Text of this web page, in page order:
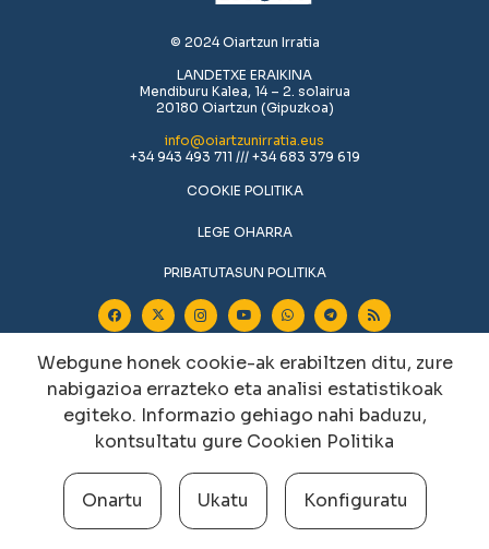
© 2024 Oiartzun Irratia
LANDETXE ERAIKINA
Mendiburu Kalea, 14 – 2. solairua
20180 Oiartzun (Gipuzkoa)
info@oiartzunirratia.eus
+34 943 493 711 /// +34 683 379 619
COOKIE POLITIKA
LEGE OHARRA
PRIBATUTASUN POLITIKA
Cookien konfigurazioa aldatu
Webgune honek cookie-ak erabiltzen ditu, zure
nabigazioa errazteko eta analisi estatistikoak
egiteko. Informazio gehiago nahi baduzu,
kontsultatu gure Cookien Politika
Onartu Ukatu Konfiguratu